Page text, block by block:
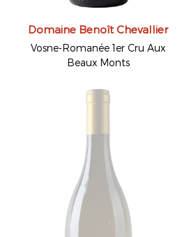
Domaine Benoît Chevallier
Vosne-Romanée 1er Cru Aux
Beaux Monts